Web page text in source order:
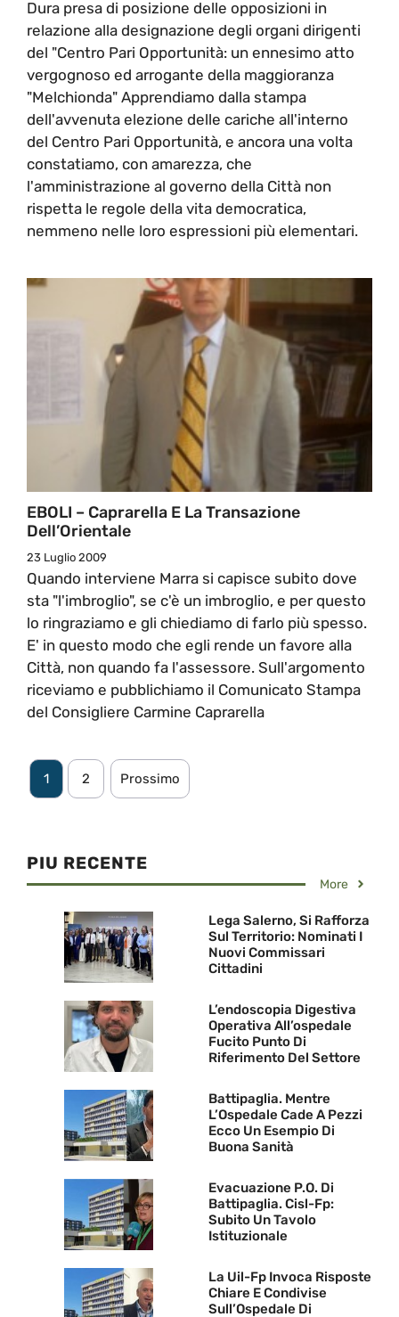
Dura presa di posizione delle opposizioni in
relazione alla designazione degli organi dirigenti
del "Centro Pari Opportunità: un ennesimo atto
vergognoso ed arrogante della maggioranza
"Melchionda" Apprendiamo dalla stampa
dell'avvenuta elezione delle cariche all'interno
del Centro Pari Opportunità, e ancora una volta
constatiamo, con amarezza, che
l'amministrazione al governo della Città non
rispetta le regole della vita democratica,
nemmeno nelle loro espressioni più elementari.
EBOLI – Caprarella E La Transazione
Dell’Orientale
23 Luglio 2009
Quando interviene Marra si capisce subito dove
sta "l'imbroglio", se c'è un imbroglio, e per questo
lo ringraziamo e gli chiediamo di farlo più spesso.
E' in questo modo che egli rende un favore alla
Città, non quando fa l'assessore. Sull'argomento
riceviamo e pubblichiamo il Comunicato Stampa
del Consigliere Carmine Caprarella
1 2 Prossimo
PIU RECENTE
More
Lega Salerno, Si Rafforza
Sul Territorio: Nominati I
Nuovi Commissari
Cittadini
L’endoscopia Digestiva
Operativa All’ospedale
Fucito Punto Di
Riferimento Del Settore
Battipaglia. Mentre
L’Ospedale Cade A Pezzi
Ecco Un Esempio Di
Buona Sanità
Evacuazione P.O. Di
Battipaglia. Cisl-Fp:
Subito Un Tavolo
Istituzionale
La Uil-Fp Invoca Risposte
Chiare E Condivise
Sull’Ospedale Di